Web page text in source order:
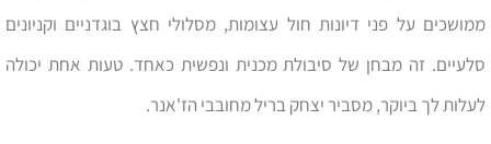
ממושכים על פני דיונות חול עצומות, מסלולי חצץ בוגדניים וקניונים
סלעיים. זה מבחן של סיבולת מכנית ונפשית כאחד. טעות אחת יכולה
לעלות לך ביוקר, מסביר יצחק בריל מחובבי הז'אנר.